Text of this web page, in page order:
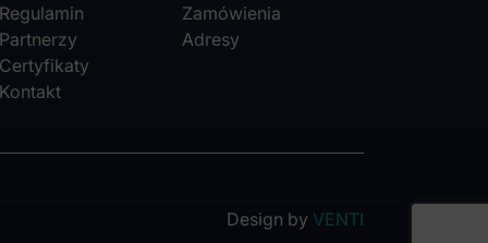
Regulamin
Partnerzy
Certyfikaty
Kontakt
Zamówienia
Adresy
Design by VENTI